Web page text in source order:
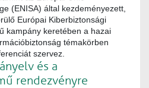
(ENISA) által kezdeményezett,
Európai Kiberbiztonsági
kampány keretében a hazai
témakörben
szervez.
és a
rendezvényre